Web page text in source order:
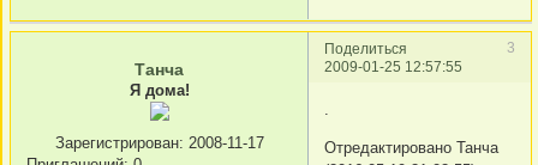
Поделиться
3
2009-01-25 12:57:55
Танча
Я дома!
Зарегистрирован: 2008-11-17
Отредактировано Танча